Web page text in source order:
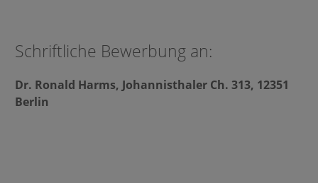
Schriftliche Bewerbung an:
Dr. Ronald Harms, Johannisthaler Ch. 313, 12351
Berlin